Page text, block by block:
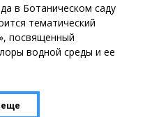
в Ботаническом саду
тематический
посвященный
водной среды и ее
еще